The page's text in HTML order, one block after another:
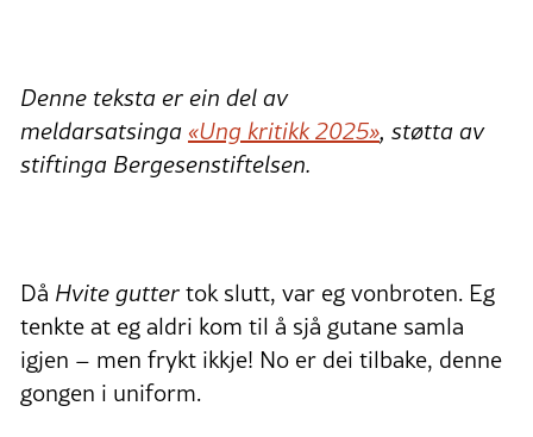
Denne teksta er ein del av
meldarsatsinga «Ung kritikk 2025», støtta av
stiftinga Bergesenstiftelsen.
Då Hvite guttertok slutt, var eg vonbroten. Eg
tenkte at eg aldri kom til å sjå gutane samla
igjen – men frykt ikkje! No er dei tilbake, denne
gongen i uniform.